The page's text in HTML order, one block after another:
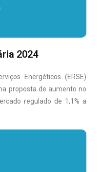
2024
Energéticos (ERSE)
proposta de aumento no
regulado de 1,1% a